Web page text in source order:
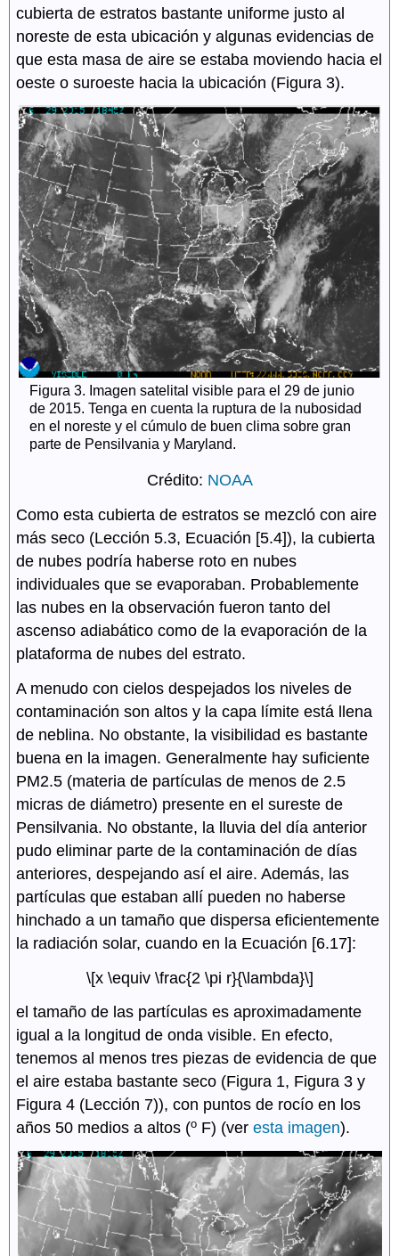
cubierta de estratos bastante uniforme justo al
noreste de esta ubicación y algunas evidencias de
que esta masa de aire se estaba moviendo hacia el
oeste o suroeste hacia la ubicación (Figura 3).
Figura 3. Imagen satelital visible para el 29 de junio
de 2015. Tenga en cuenta la ruptura de la nubosidad
en el noreste y el cúmulo de buen clima sobre gran
parte de Pensilvania y Maryland.
Crédito: NOAA
Como esta cubierta de estratos se mezcló con aire
más seco (Lección 5.3, Ecuación [5.4]), la cubierta
de nubes podría haberse roto en nubes
individuales que se evaporaban. Probablemente
las nubes en la observación fueron tanto del
ascenso adiabático como de la evaporación de la
plataforma de nubes del estrato.
A menudo con cielos despejados los niveles de
contaminación son altos y la capa límite está llena
de neblina. No obstante, la visibilidad es bastante
buena en la imagen. Generalmente hay suficiente
PM2.5 (materia de partículas de menos de 2.5
micras de diámetro) presente en el sureste de
Pensilvania. No obstante, la lluvia del día anterior
pudo eliminar parte de la contaminación de días
anteriores, despejando así el aire. Además, las
partículas que estaban allí pueden no haberse
hinchado a un tamaño que dispersa eficientemente
la radiación solar, cuando en la Ecuación [6.17]:
\[x \equiv \frac{2 \pi r}{\lambda}\]
el tamaño de las partículas es aproximadamente
igual a la longitud de onda visible. En efecto,
tenemos al menos tres piezas de evidencia de que
el aire estaba bastante seco (Figura 1, Figura 3 y
Figura 4 (Lección 7)), con puntos de rocío en los
años 50 medios a altos (o F) (veresta imagen).